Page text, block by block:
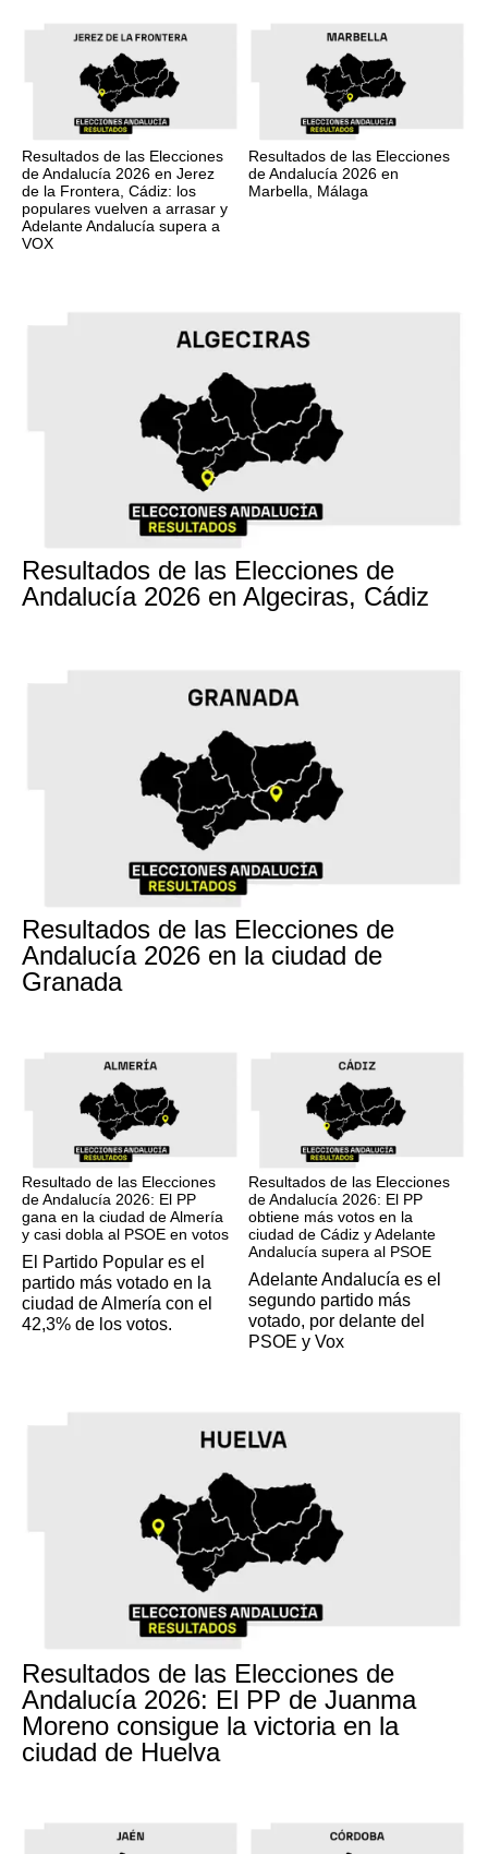
Resultados de las Elecciones
de Andalucía 2026 en Jerez
de la Frontera, Cádiz: los
populares vuelven a arrasar y
Adelante Andalucía supera a
VOX
Resultados de las Elecciones
de Andalucía 2026 en
Marbella, Málaga
Resultados de las Elecciones de
Andalucía 2026 en Algeciras, Cádiz
Resultados de las Elecciones de
Andalucía 2026 en la ciudad de
Granada
Resultado de las Elecciones
de Andalucía 2026: El PP
gana en la ciudad de Almería
y casi dobla al PSOE en votos
El Partido Popular es el
partido más votado en la
ciudad de Almería con el
42,3% de los votos.
Resultados de las Elecciones
de Andalucía 2026: El PP
obtiene más votos en la
ciudad de Cádiz y Adelante
Andalucía supera al PSOE
Adelante Andalucía es el
segundo partido más
votado, por delante del
PSOE y Vox
Resultados de las Elecciones de
Andalucía 2026: El PP de Juanma
Moreno consigue la victoria en la
ciudad de Huelva